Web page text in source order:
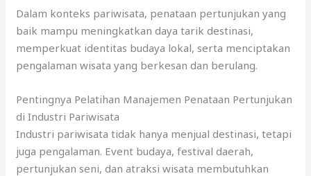
Dalam konteks pariwisata, penataan pertunjukan yang
baik mampu meningkatkan daya tarik destinasi,
memperkuat identitas budaya lokal, serta menciptakan
pengalaman wisata yang berkesan dan berulang.
Pentingnya Pelatihan Manajemen Penataan Pertunjukan
di Industri Pariwisata
Industri pariwisata tidak hanya menjual destinasi, tetapi
juga pengalaman. Event budaya, festival daerah,
pertunjukan seni, dan atraksi wisata membutuhkan